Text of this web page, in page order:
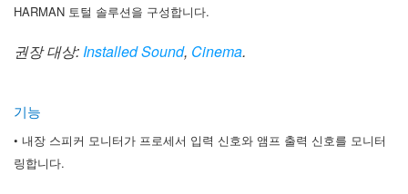
HARMAN 토털 솔루션을 구성합니다.
권장 대상:Installed Sound, Cinema.
기능
• 내장 스피커 모니터가 프로세서 입력 신호와 앰프 출력 신호를 모니터
링합니다.